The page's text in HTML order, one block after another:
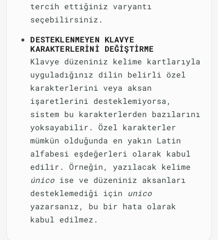
tercih ettiğiniz varyantı
seçebilirsiniz.
DESTEKLENMEYEN KLAVYE
KARAKTERLERINI DEĞIŞTIRME
Klavye düzeniniz kelime kartlarıyla
uyguladığınız dilin belirli özel
karakterlerini veya aksan
işaretlerini desteklemiyorsa,
sistem bu karakterlerden bazılarını
yoksayabilir. Özel karakterler
mümkün olduğunda en yakın Latin
alfabesi eşdeğerleri olarak kabul
edilir. Örneğin, yazılacak kelime
único ise ve düzeniniz aksanları
desteklemediği için unico
yazarsanız, bu bir hata olarak
kabul edilmez.